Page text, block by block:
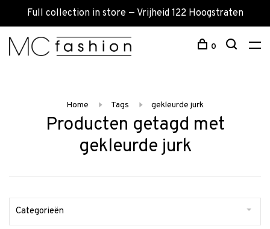
Full collection in store — Vrijheid 122 Hoogstraten
0
Home Tags gekleurde jurk
Producten getagd met
gekleurde jurk
Categorieën